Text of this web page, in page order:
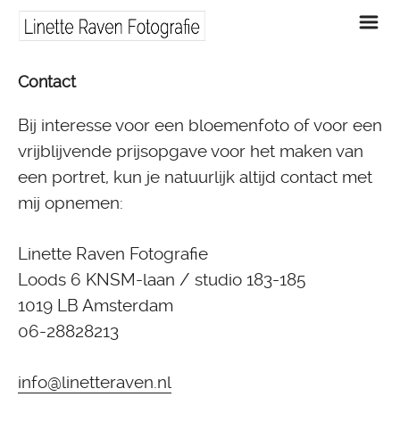
m
Contact
Bij interesse voor een bloemenfoto of voor een
vrijblijvende prijsopgave voor het maken van
een portret, kun je natuurlijk altijd contact met
mij opnemen:
Linette Raven Fotografie
Loods 6 KNSM-laan / studio 183-185
1019 LB Amsterdam
06-28828213
info@linetteraven.nl